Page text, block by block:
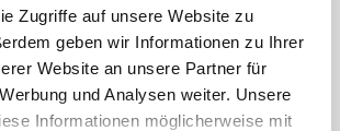
Zugriffe auf unsere Website zu
geben wir Informationen zu Ihrer
Website an unsere Partner für
und Analysen weiter. Unsere
Informationen möglicherweise mit